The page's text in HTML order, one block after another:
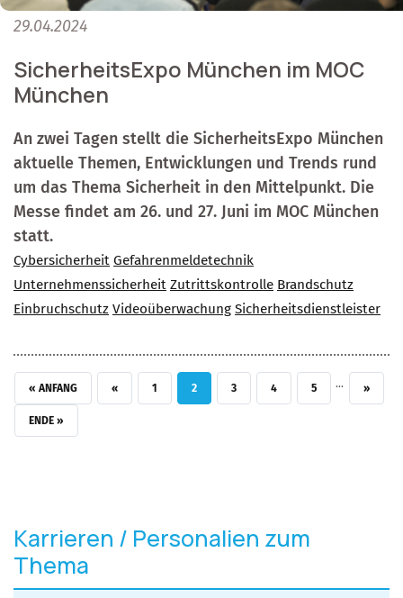
29.04.2024
SicherheitsExpo München im MOC
München
An zwei Tagen stellt die SicherheitsExpo München
aktuelle Themen, Entwicklungen und Trends rund
um das Thema Sicherheit in den Mittelpunkt. Die
Messe findet am 26. und 27. Juni im MOC München
statt.
Cybersicherheit Gefahrenmeldetechnik
Unternehmenssicherheit Zutrittskontrolle Brandschutz
Einbruchschutz Videoüberwachung Sicherheitsdienstleister
ERSTE SEITE
« ANFANG VORHERIGE SEITE
‹‹ SEITE
1 AKTUELLE SEITE
2 SEITE
3 SEITE
4 SEITE
5 … ››
LETZTE SEITE
ENDE »
Karrieren / Personalien zum
Thema